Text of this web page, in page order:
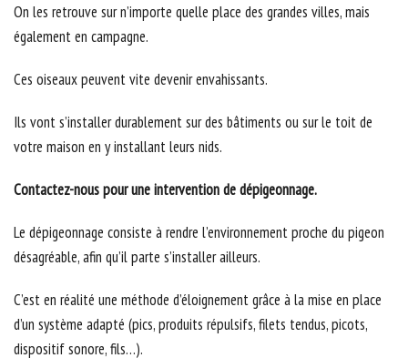
On les retrouve sur n’importe quelle place des grandes villes, mais
également en campagne.
Ces oiseaux peuvent vite devenir envahissants.
Ils vont s’installer durablement sur des bâtiments ou sur le toit de
votre maison en y installant leurs nids.
Contactez-nous pour une intervention de dépigeonnage.
Le dépigeonnage consiste à rendre l’environnement proche du pigeon
désagréable, afin qu’il parte s’installer ailleurs.
C’est en réalité une méthode d’éloignement grâce à la mise en place
d’un système adapté (pics, produits répulsifs, filets tendus, picots,
dispositif sonore, fils…).